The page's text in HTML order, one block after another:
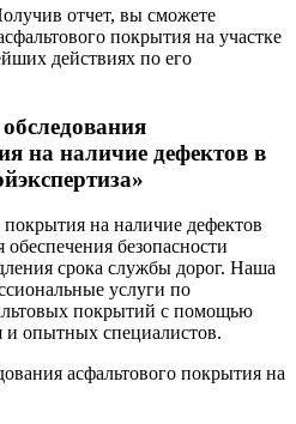
отчет, вы сможете
покрытия на участке
действиях по его
на наличие дефектов в
на наличие дефектов
безопасности
срока службы дорог. Наша
услуги по
покрытий с помощью
и опытных специалистов.
асфальтового покрытия на